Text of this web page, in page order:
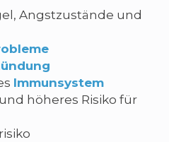
Angstzustände und
Immunsystem
höheres Risiko für